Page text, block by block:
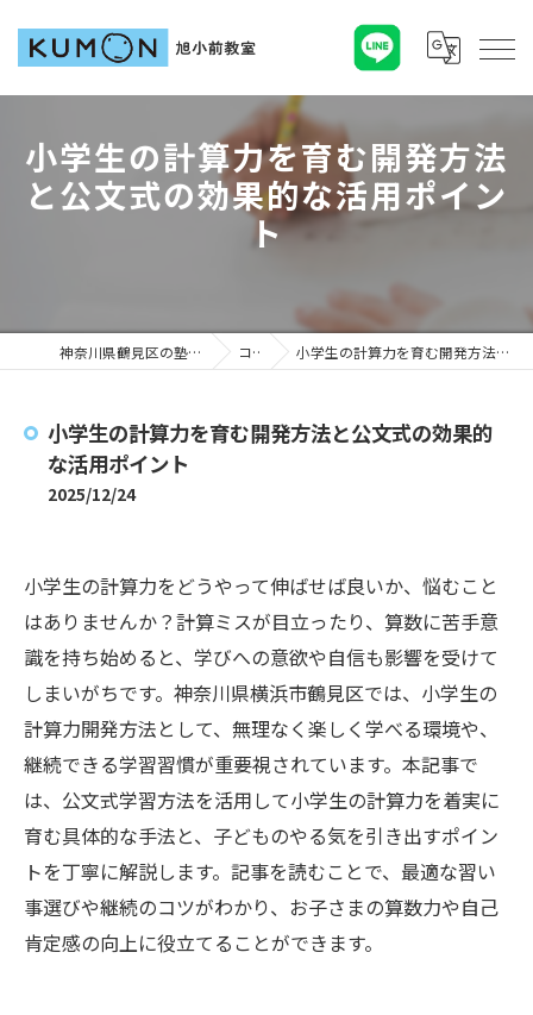
小学生の計算力を育む開発方法
と公文式の効果的な活用ポイン
ト
神奈川県鶴見区の塾ならKUMON旭小前教室 コラム 小学生の計算力を育む開発方法と公文式の効果的な活用ポイント
小学生の計算力を育む開発方法と公文式の効果的
な活用ポイント
2025/12/24
小学生の計算力をどうやって伸ばせば良いか、悩むこと
はありませんか？計算ミスが目立ったり、算数に苦手意
識を持ち始めると、学びへの意欲や自信も影響を受けて
しまいがちです。神奈川県横浜市鶴見区では、小学生の
計算力開発方法として、無理なく楽しく学べる環境や、
継続できる学習習慣が重要視されています。本記事で
は、公文式学習方法を活用して小学生の計算力を着実に
育む具体的な手法と、子どものやる気を引き出すポイン
トを丁寧に解説します。記事を読むことで、最適な習い
事選びや継続のコツがわかり、お子さまの算数力や自己
肯定感の向上に役立てることができます。